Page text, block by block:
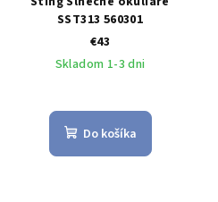
SST313 560301
€43
Skladom 1-3 dni
Do košíka